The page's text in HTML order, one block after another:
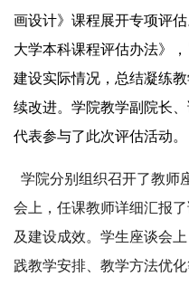
画设计》课程展开专项评
大学本科课程评估办法》
建设实际情况，总结凝练
续改进。学院教学副院长
代表参与了此次评估活动。
学院分别组织召开了教师
会上，任课教师详细汇报
及建设成效。学生座谈会
践教学安排、教学方法优